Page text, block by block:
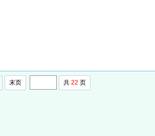
末页 共 22 页